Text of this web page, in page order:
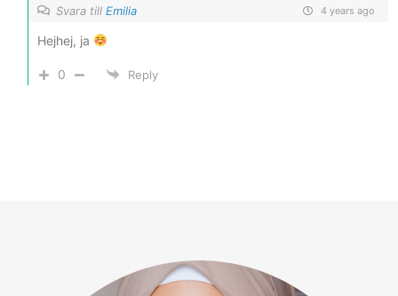
Svara till Emilia 4 years ago
Hejhej, ja
0 Reply